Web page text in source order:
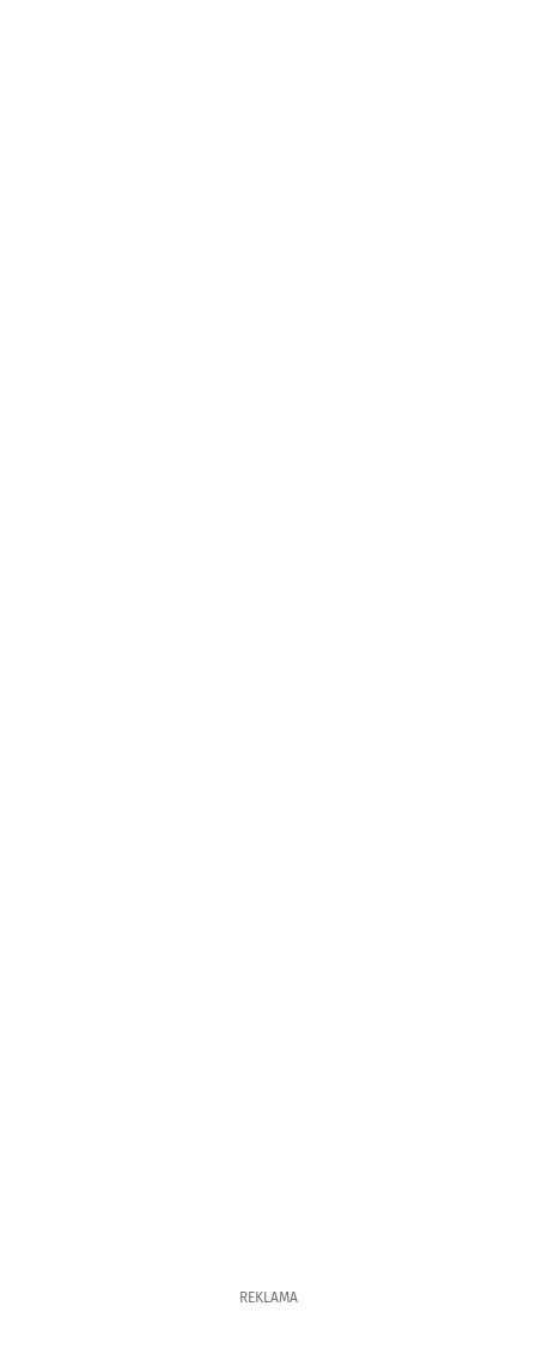
REKLAMA